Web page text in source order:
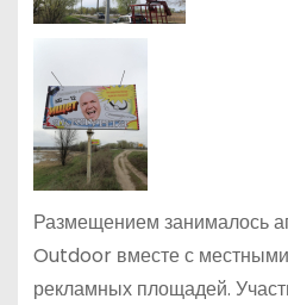
Размещением занималось
Outdoor вместе с
рекламных площадей.